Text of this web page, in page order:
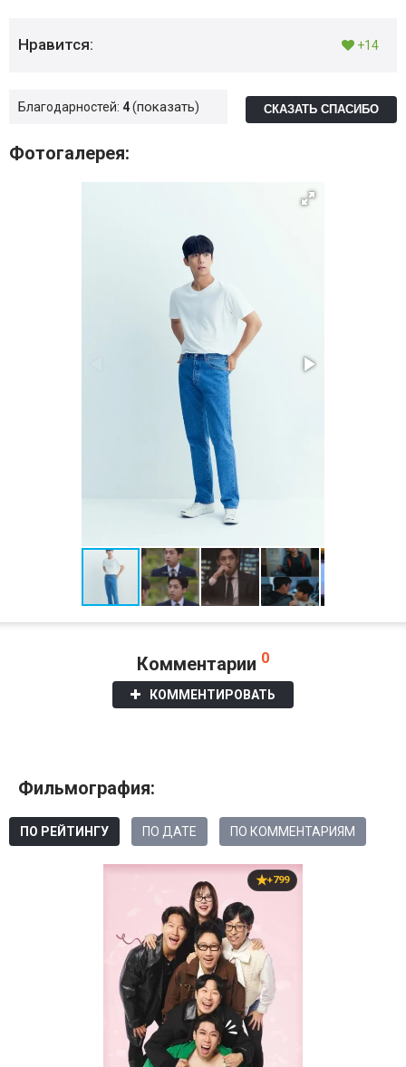
Нравится: +14
Благодарностей: 4 показать СКАЗАТЬ СПАСИБО
Фотогалерея:
Комментарии 0
КОММЕНТИРОВАТЬ
Фильмография:
ПО РЕЙТИНГУ ПО ДАТЕ ПО КОММЕНТАРИЯМ
+799